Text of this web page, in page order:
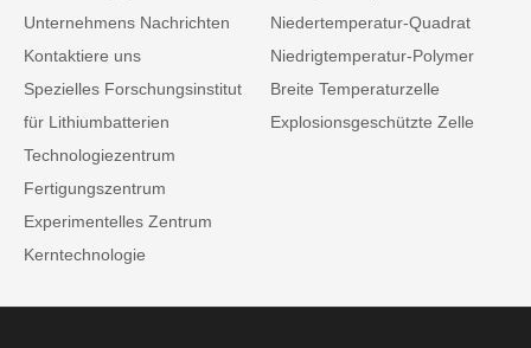
Unternehmens Nachrichten
Kontaktiere uns
Spezielles Forschungsinstitut
für Lithiumbatterien
Technologiezentrum
Fertigungszentrum
Experimentelles Zentrum
Kerntechnologie
Niedertemperatur-Quadrat
Niedrigtemperatur-Polymer
Breite Temperaturzelle
Explosionsgeschützte Zelle